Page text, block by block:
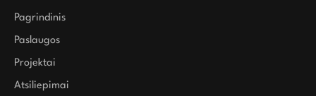
Pagrindinis
Paslaugos
Projektai
Atsiliepimai